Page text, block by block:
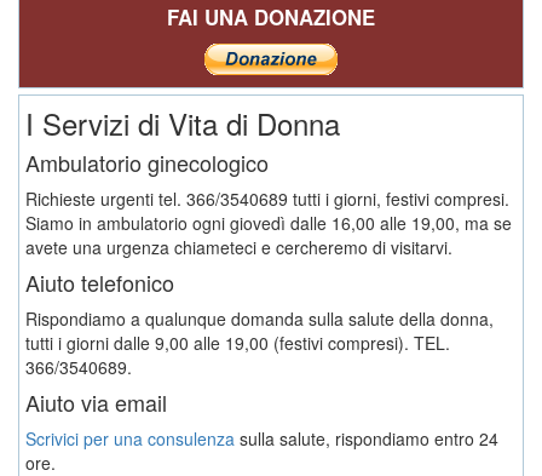
FAI UNA DONAZIONE
I Servizi di Vita di Donna
Ambulatorio ginecologico
Richieste urgenti tel. 366/3540689 tutti i giorni, festivi compresi.
Siamo in ambulatorio ogni giovedì dalle 16,00 alle 19,00, ma se
avete una urgenza chiameteci e cercheremo di visitarvi.
Aiuto telefonico
Rispondiamo a qualunque domanda sulla salute della donna,
tutti i giorni dalle 9,00 alle 19,00 (festivi compresi). TEL.
366/3540689.
Aiuto via email
Scrivici per una consulenza sulla salute, rispondiamo entro 24
ore.